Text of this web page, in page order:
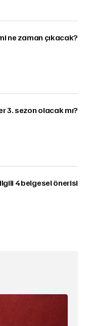
ne zaman çıkacak?
3. sezon olacak mı?
4 belgesel önerisi